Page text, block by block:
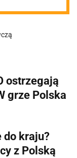
ostrzegają
grze Polska
do kraju?
z Polską